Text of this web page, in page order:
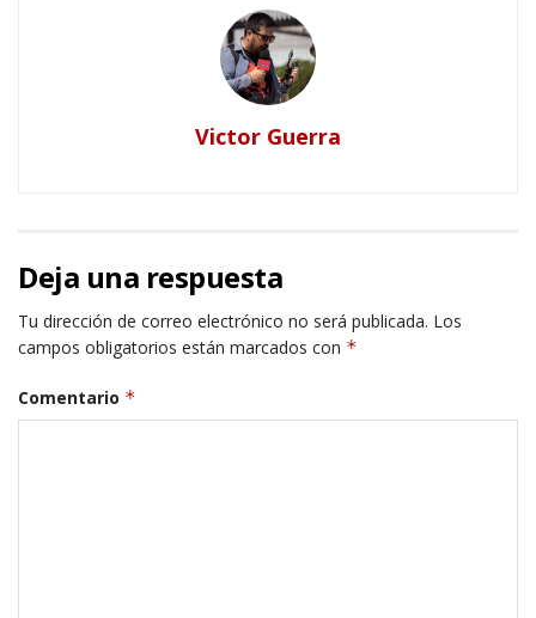
Victor Guerra
Deja una respuesta
Tu dirección de correo electrónico no será publicada. Los
campos obligatorios están marcados con *
Comentario *